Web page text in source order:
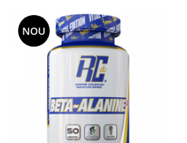
Rich Piana 5% Nutrition
RIPT
Scivation
Skill Nutrition
Smart Shake
NOU